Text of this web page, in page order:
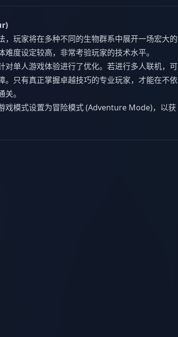
，玩家将在多种不同的生物群系中展开一场宏大的
度设定较高，非常考验玩家的技术水平。
对单人游戏体验进行了优化。若进行多人联机，可
。只有真正掌握卓越技巧的专业玩家，才能在不依
。
戏模式设置为冒险模式 (Adventure Mode)，以获